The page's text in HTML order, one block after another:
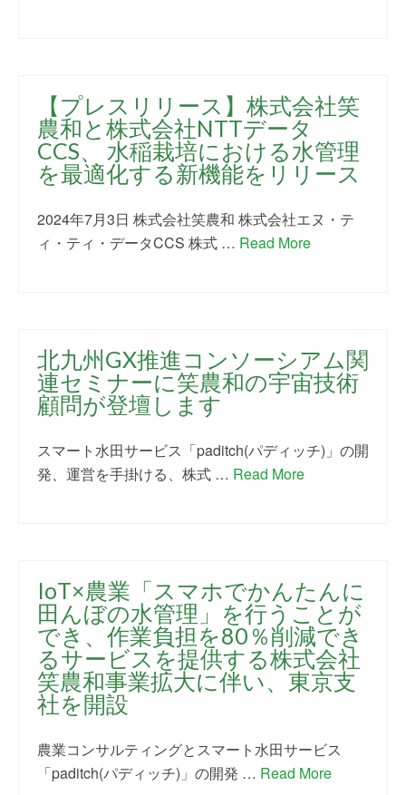
【プレスリリース】株式会社笑
農和と株式会社NTTデータ
CCS、 水稲栽培における水管理
を最適化する新機能をリリース
2024年7月3日 株式会社笑農和 株式会社エヌ・テ
ィ・ティ・データCCS 株式 … Read More
北九州GX推進コンソーシアム関
連セミナーに笑農和の宇宙技術
顧問が登壇します
スマート水田サービス「paditch(パディッチ)」の開
発、運営を手掛ける、株式 … Read More
IoT×農業「スマホでかんたんに
田んぼの水管理」を行うことが
でき、作業負担を80％削減でき
るサービスを提供する株式会社
笑農和事業拡大に伴い、東京支
社を開設
農業コンサルティングとスマート水田サービス
「paditch(パディッチ)」の開発 … Read More